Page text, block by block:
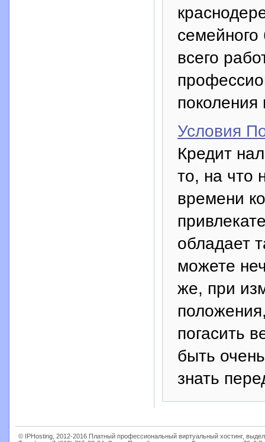
всего
поколения
Условия
Кредит
то, на что
времени
обладает
можете
же, при
погасить
быть
знать
© IPHosting, 2012-2016 Платный профессиональный виртуальный хостинг,